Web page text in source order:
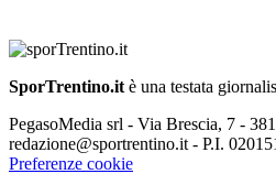
SporTrentino.it è una testata
PegasoMedia srl - Via Brescia, 7 -
redazione@sportrentino.it - P.I.
Preferenze cookie